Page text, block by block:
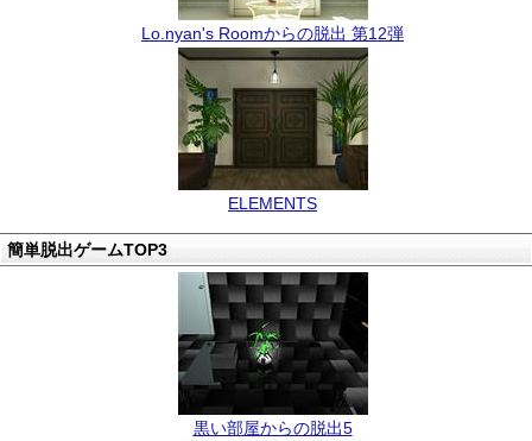
Lo.nyan's Roomからの脱出 第12弾
ELEMENTS
簡単脱出ゲームTOP3
黒い部屋からの脱出5